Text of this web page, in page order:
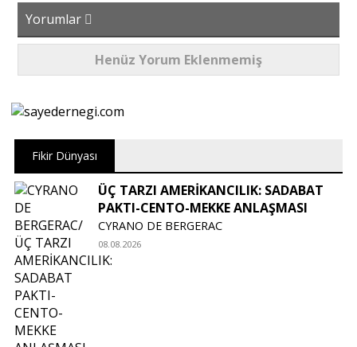
Yorumlar
Henüz Yorum Eklenmemiş
Fikir Dünyası
ÜÇ TARZI AMERİKANCILIK: SADABAT
PAKTI-CENTO-MEKKE ANLAŞMASI
CYRANO DE BERGERAC
08.08.2026